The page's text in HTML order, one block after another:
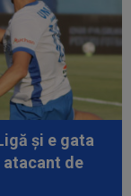
și e gata
atacant de